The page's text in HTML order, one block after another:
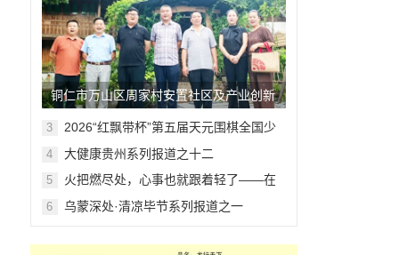
铜仁市万山区周家村安置社区及产业创新
走访调研侧记
3
​​​​​​​2026“红飘带杯”第五届天元围棋全国少
4 大健康贵州系列报道之十二
5
火把燃尽处，心事也就跟着轻了——在
6 乌蒙深处·清凉毕节系列报道之一